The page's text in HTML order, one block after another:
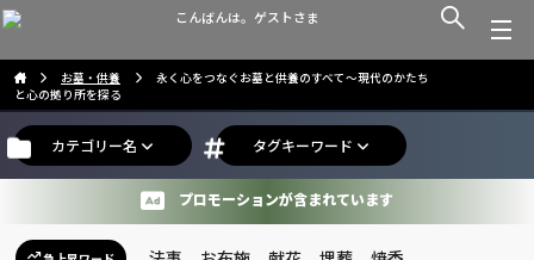
こんばんは。ゲストさま
お墓・供養
永く心をつなぐお墓と供養のすべて〜現代のかたち
と心の拠り所を探る
カテゴリー名 タグキーワード
プロモーションが含まれています